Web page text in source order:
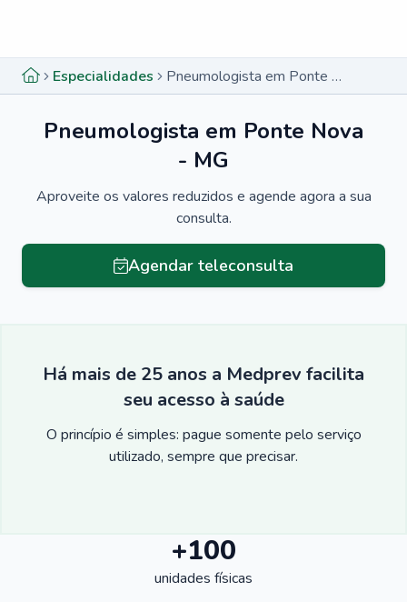
Especialidades Pneumologista em Ponte Nova - MG
Pneumologista em Ponte Nova
- MG
Aproveite os valores reduzidos e agende agora a sua
consulta.
Agendar teleconsulta
Há mais de 25 anos a Medprev facilita
seu acesso à saúde
O princípio é simples: pague somente pelo serviço
utilizado, sempre que precisar.
+100
unidades físicas